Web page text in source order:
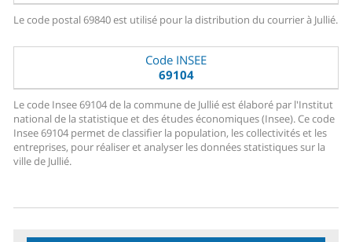
Le code postal 69840 est utilisé pour la distribution du courrier à Jullié.
Code INSEE
69104
Le code Insee 69104 de la commune de Jullié est élaboré par l'Institut
national de la statistique et des études économiques (Insee). Ce code
Insee 69104 permet de classifier la population, les collectivités et les
entreprises, pour réaliser et analyser les données statistiques sur la
ville de Jullié.